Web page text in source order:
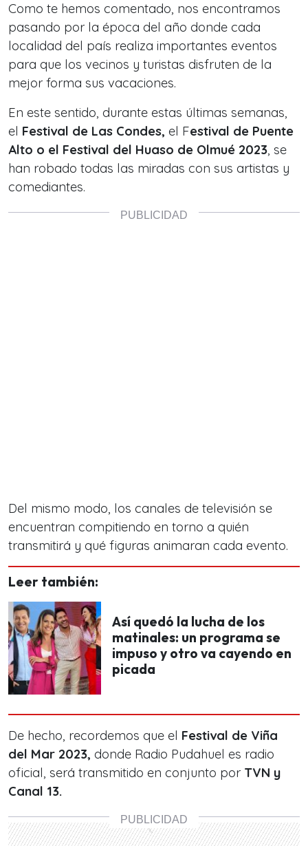
Como te hemos comentado, nos encontramos
pasando por la época del año donde cada
localidad del país realiza importantes eventos
para que los vecinos y turistas disfruten de la
mejor forma sus vacaciones.
En este sentido, durante estas últimas semanas,
el Festival de Las Condes, el Festival de Puente
Alto o el Festival del Huaso de Olmué 2023, se
han robado todas las miradas con sus artistas y
comediantes.
Del mismo modo, los canales de televisión se
encuentran compitiendo en torno a quién
transmitirá y qué figuras animaran cada evento.
Leer también:
Así quedó la lucha de los
matinales: un programa se
impuso y otro va cayendo en
picada
De hecho, recordemos que el Festival de Viña
del Mar 2023, donde Radio Pudahuel es radio
oficial, será transmitido en conjunto por TVN y
Canal 13.